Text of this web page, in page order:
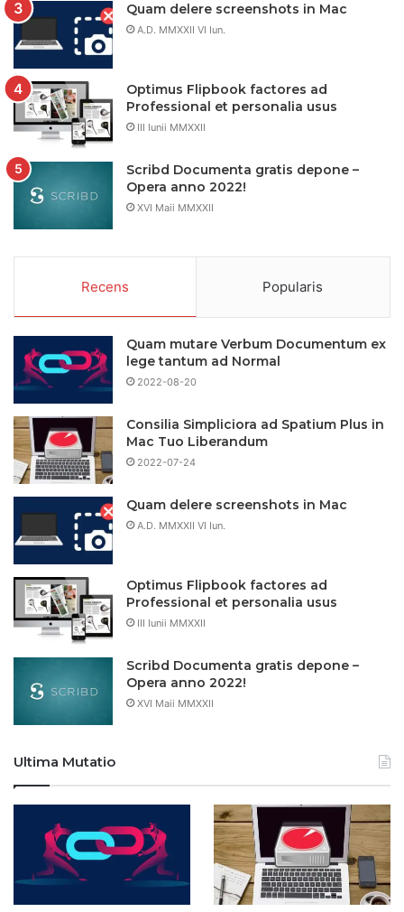
Quam delere screenshots in Mac
A.D. MMXXII VI Iun.
Optimus Flipbook factores ad
Professional et personalia usus
III Iunii MMXXII
Scribd Documenta gratis depone –
Opera anno 2022!
XVI Maii MMXXII
Recens Popularis
Quam mutare Verbum Documentum ex
lege tantum ad Normal
2022-08-20
Consilia Simpliciora ad Spatium Plus in
Mac Tuo Liberandum
2022-07-24
Quam delere screenshots in Mac
A.D. MMXXII VI Iun.
Optimus Flipbook factores ad
Professional et personalia usus
III Iunii MMXXII
Scribd Documenta gratis depone –
Opera anno 2022!
XVI Maii MMXXII
Ultima Mutatio